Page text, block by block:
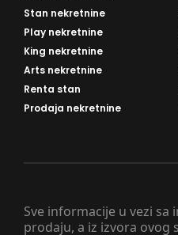
Sve informacije u vezi sa
prodaju, a iz izvora ovog
Stan nekretnine
Play nekretnine
King nekretnine
Arts nekretnine
Renta stan
Prodaja nekretnine